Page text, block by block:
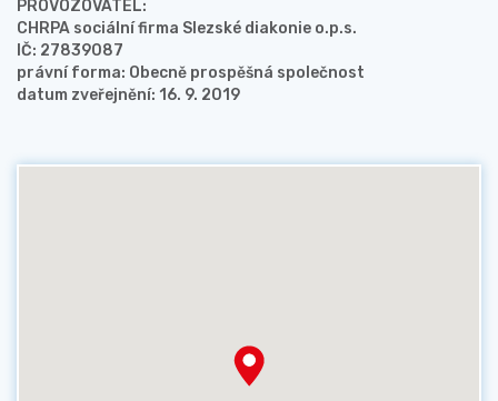
PROVOZOVATEL:
CHRPA sociální firma Slezské diakonie o.p.s.
IČ: 27839087
právní forma: Obecně prospěšná společnost
datum zveřejnění: 16. 9. 2019